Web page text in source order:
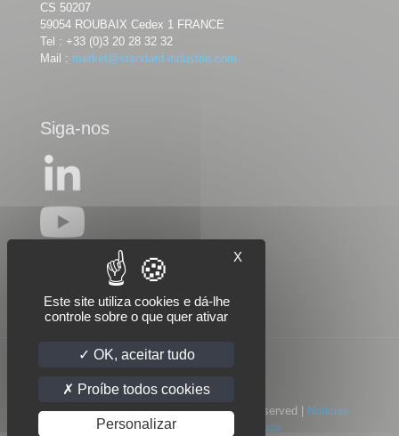
CS 50207
59054 ROUBAIX Cedex 1 FRANCE
Tel : +33 (0)3 20 28 32 32
Mail : market@standard-industrie.com
Siga-nos
© 2022 Standard Industrie | All Rights Reserved |
Noticias
Juridas|Politica de privacidade
X
Este site utiliza cookies e dá-lhe
controle sobre o que quer ativar
OK, aceitar tudo
Proíbe todos cookies
Personalizar